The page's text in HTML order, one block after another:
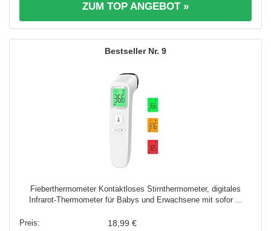
ZUM TOP ANGEBOT »
9
Fieberthermometer Kontaktloses Stirnthermometer, digitales
Infrarot-Thermometer für Babys und Erwachsene mit sofor ...
18,99 €